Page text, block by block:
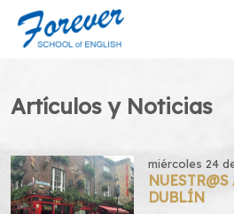
Artículos y Noticias
miércoles 24
DUBLÍN